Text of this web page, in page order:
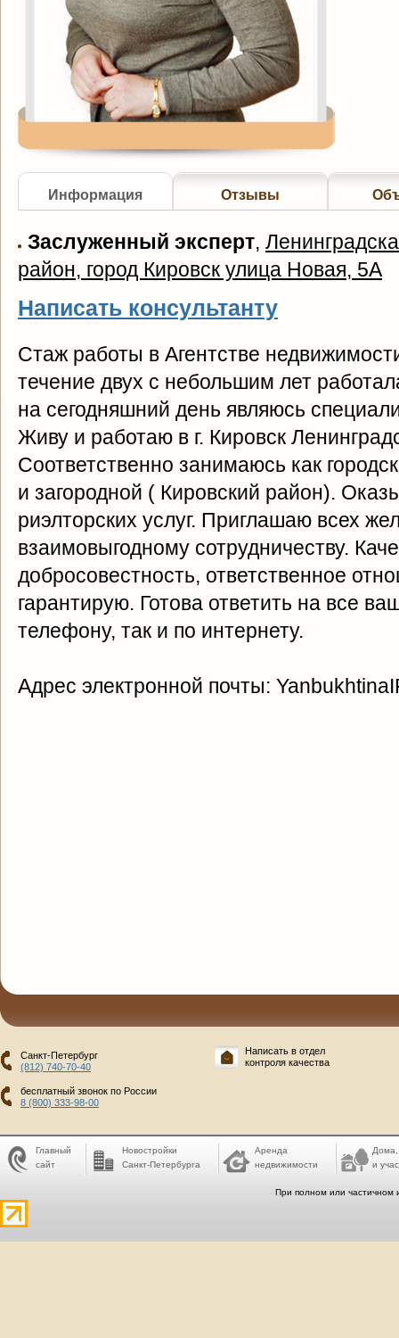
Информация Отзывы
Заслуженный эксперт,
район, город Кировск улица Новая, 5А
Написать консультанту
Стаж работы в Агентстве
течение двух с небольшим лет
на сегодняшний день являюсь
Живу и работаю в г. Кировск
Соответственно занимаюсь как
и загородной ( Кировский район).
риэлторских услуг. Приглашаю всех
взаимовыгодному сотрудничеству.
добросовестность, ответственное
гарантирую. Готова ответить на все
телефону, так и по интернету.
Адрес электронной почты:
Санкт-Петербург
(812) 740-70-40
бесплатный звонок по России
8 (800) 333-98-00
Написать в отдел
контроля качества
Главный
сайт
Новостройки
Санкт-Петербурга
Аренда
недвижимости
Дома,
и
При полном или частичном